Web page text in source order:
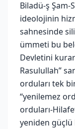
Biladü-ş
ideolojinin
sahnesinde
ümmeti bu
Devletini
Rasulullah”
orduları tek
“yenilemez
orduları-
yeniden güçlü